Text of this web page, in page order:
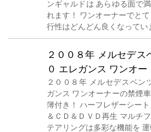
ンギャルドは あらゆる面で
れます！ ワンオーナーでと
行性はどんどん良くなってい
２００８年 メルセデス
０ エレガンス ワンオー
２００８年 メルセデスベン
ガンス ワンオーナーの禁煙
簿付き！ ハーフレザーシー
＆ＣＤ＆ＤＶＤ再生 マルチ
テアリングは多彩な機能を 運